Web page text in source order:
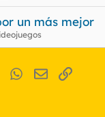
un más mejor
Tumblr WhatsApp
EmailEnlace